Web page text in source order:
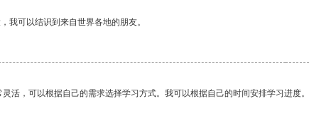
我可以结识到来自世界各地的朋友。
活，可以根据自己的需求选择学习方式。我可以根据自己的时间安排学习进度。